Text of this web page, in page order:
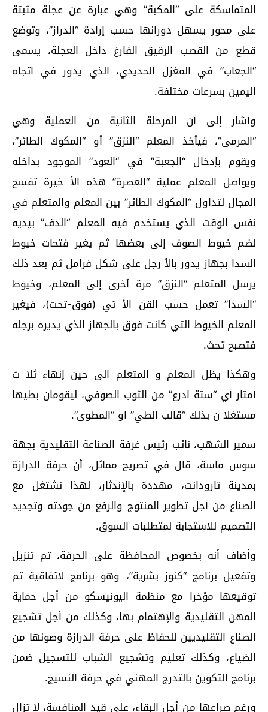
ﺍﻟﻤﺘﻤﺎﺳﻜﺔ ﻋﻠﻰ “ﺍﻟﻤﻜﺒﺔ” وهي عبارة عن عجلة مثبتة
على محور ﻳﺴﻬﻞ ﺩﻭﺭﺍﻧﻬﺎ ﺣﺴﺐ ﺇﺭﺍﺩﺓ “ﺍﻟﺪﺭﺍﺯ”، وتوضع
ﻗﻄﻊ ﻣﻦ ﺍﻟﻘﺼﺐ ﺍﻟﺮﻗﻴﻖ ﺍﻟﻔﺎﺭﻍ دﺍﺧﻞ العجلة، ﻳﺴﻤﻰ
“ﺍﻟﺠﻌﺎﺏ” ﻓﻲ ﺍﻟﻤﻐﺰﻝ ﺍﻟﺤﺪﻳﺪﻱ، ﺍﻟﺬﻱ ﻳﺪﻭﺭ ﻓﻲ ﺍﺗﺠﺎﻩ
ﺍﻟﻴﻤﻴﻦ بسرعات مختلفة.
وأشار إلى أن المرحلة الثانية من العملية وهي
“ﺍﻟﻤﺮﻣﻰ”، ﻓﻴﺄﺧﺬ ﺍﻟﻤﻌﻠﻢ “ﺍﻟﻨﺰﻕ” أﻭ “ﺍﻟﻤﻜﻮﻙ ﺍﻟﻄﺎﺋﺮ”،
ﻭﻳﻘﻮﻡ ﺑﺈﺩﺧﺎﻝ “ﺍﻟﺠﻌﺒﺔ” ﻓﻲ “ﺍﻟﻌﻮﺩ” ﺍﻟﻤﻮﺟﻮﺩ ﺑﺪﺍﺧﻠﻪ
ﻭﻳﻮﺍﺻﻞ ﺍﻟﻤﻌﻠﻢ ﻋﻤﻠﻴﺔ “ﺍﻟﻌﺼﺮﺓ” ﻫﺬﻩ ﺍﻷ ﺧﻴﺮﺓ ﺗﻔﺴﺢ
ﺍﻟﻤﺠﺎﻝ ﻟﺘﺪﺍﻭﻝ “ﺍﻟﻤﻜﻮﻙ ﺍﻟﻄﺎﺋﺮ” ﺑﻴﻦ ﺍﻟﻤﻌﻠﻢ ﻭﺍﻟﻤﺘﻌﻠﻢ ﻓﻲ
ﻧﻔﺲ ﺍﻟﻮﻗﺖ ﺍﻟﺬﻱ ﻳﺴﺘﺨﺪﻡ ﻓﻴﻪ ﺍﻟﻤﻌﻠﻢ “ﺍﻟﺪﻑ” ﺑﻴﺪﻳﻪ
ﻟﻀﻢ ﺧﻴﻮﻁ ﺍﻟﺼﻮﻑ ﺇﻟﻰ ﺑﻌﻀﻬﺎ ﺛﻢ ﻳﻐﻴﺮ ﻓﺘﺤﺎﺕ ﺧﻴﻮﻁ
ﺍﻟﺴﺪﺍ ﺑﺠﻬﺎﺯ ﻳﺪﻭﺭ ﺑﺎﻷ ﺭﺟﻞ ﻋﻠﻰ ﺷﻜﻞ ﻓﺮﺍﻣﻞ ﺛﻢ ﺑﻌﺪ ﺫﻟﻚ
ﻳﺮﺳﻞ ﺍﻟﻤﺘﻌﻠﻢ “ﺍﻟﻨﺰﻕ” ﻣﺮﺓ ﺃﺧﺮﻯ ﺇﻟﻰ ﺍﻟﻤﻌﻠﻢ، ﻭﺧﻴﻮﻁ
“ﺍﻟﺴﺪﺍ” ﺗﻌﻤﻞ ﺣﺴﺐ ﺍﻟﻘﻦ ﺍﻷ ﺗﻲ (ﻓﻮﻕ-ﺗﺤﺖ)، ﻓﻴﻐﻴﺮ
ﺍﻟﻤﻌﻠﻢ ﺍﻟﺨﻴﻮﻁ ﺍﻟﺘﻲ ﻛﺎﻧﺖ ﻓﻮﻕ ﺑﺎﻟﺠﻬﺎﺯ ﺍﻟﺬﻱ ﻳﺪﻳﺮﻩ ﺑﺮﺟﻠﻪ
ﻓﺘﺼﺒﺢ ﺗﺤﺚ.
ﻭﻫﻜﺬﺍ ﻳﻈﻞ ﺍﻟﻤﻌﻠﻢ ﻭ ﺍﻟﻤﺘﻌﻠﻢ ﺍﻟﻰ ﺣﻴﻦ ﺇﻧﻬﺎﺀ ﺛﻼ ﺙ
ﺃﻣﺘﺎﺭ ﺃﻱ “ﺳﺘﺔ ﺍﺩﺭﻉ” ﻣﻦ ﺍﻟﺜﻮﺏ ﺍﻟﺼﻮﻓﻲ، ﻟﻴﻘﻮﻣﺎﻥ ﺑﻄﻴﻬﺎ
ﻣﺴﺘﻐﻼ ﻥ ﺑﺬﻟﻚ “ﻗﺎﻟﺐ ﺍﻟﻄﻲ” ﺍﻭ “ﺍﻟﻤﻄﻮﻯ”.
سمير الشهب، نائب رئيس غرفة الصناعة التقليدية بجهة
سوس ماسة، قال في تصريح مماثل، أن حرفة ﺍﻟﺪﺭﺍﺯﺓ
بمدينة تارودانت، مهددة بالإندثار، لهذا نشتغل مع
الصناع من أجل تطوير المنتوج والرفع من جودته وتجديد
التصميم للاستجابة لمتطلبات السوق.
وأضاف أنه بخصوص المحافظة على الحرفة، تم تنزيل
وتفعيل برنامج “كنوز بشرية”، وهو برنامج لاتفاقية تم
توقيعها مؤخرا مع منظمة اليونيسكو من أجل حماية
المهن التقليدية والإهتمام بها، وكذلك من أجل تشجيع
الصناع التقليديين للحفاظ على حرفة ﺍﻟﺪﺭﺍﺯﺓ وصونها من
الضياع، وكذلك تعليم وتشجيع الشباب للتسجيل ضمن
برنامج التكوين بالتدرج المهني في حرفة النسيج.
ورغم صراعها من أجل البقاء، على قيد المنافسة، لا تزال